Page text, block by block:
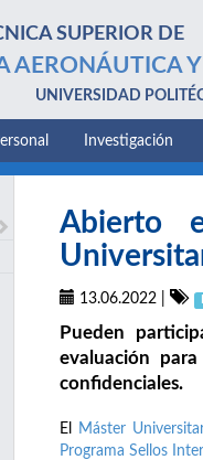
SUPERIOR DE
AERONÁUTICA
UNIVERSIDAD
Investigación
Abierto
13.06.2022
Pueden
evaluación
confidenciales.
El Máster
Programa Sellos